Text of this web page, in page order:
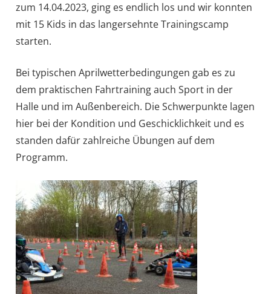
zum 14.04.2023, ging es endlich los und wir konnten
mit 15 Kids in das langersehnte Trainingscamp
starten.
Bei typischen Aprilwetterbedingungen gab es zu
dem praktischen Fahrtraining auch Sport in der
Halle und im Außenbereich. Die Schwerpunkte lagen
hier bei der Kondition und Geschicklichkeit und es
standen dafür zahlreiche Übungen auf dem
Programm.